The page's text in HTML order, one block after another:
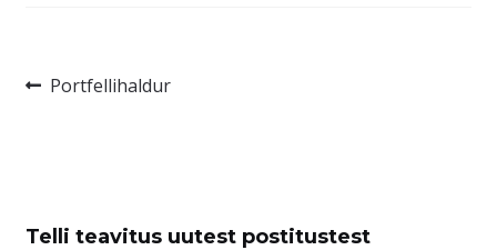
Navigeerimine
Eelmine
Portfellihaldur
Telli teavitus uutest postitustest